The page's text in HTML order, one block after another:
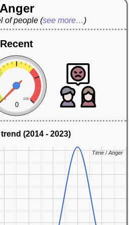
Anger
of people (see more…)
Recent
0 100
0
(2014 - 2023)
Time / Anger
Time / Anger